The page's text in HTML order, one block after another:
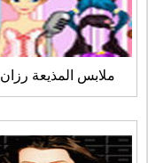
ملابس المذيعة رزان